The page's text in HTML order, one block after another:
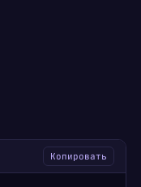
Копировать